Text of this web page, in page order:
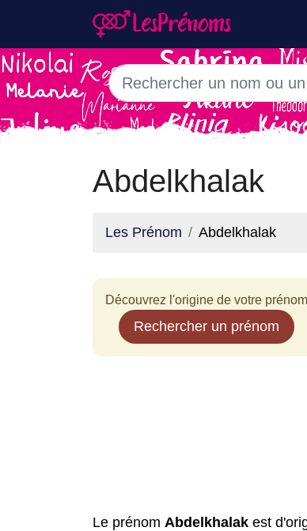
Abdelkhalak
Les Prénom Abdelkhalak
Découvrez l'origine de votre prénom
Rechercher un prénom
Le prénom Abdelkhalak est